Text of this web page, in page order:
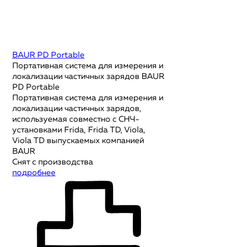
BAUR PD Portable
Портативная система для измерения и
локализации частичных зарядов BAUR
PD Portable
Портативная система для измерения и
локализации частичных зарядов,
используемая совместно с СНЧ-
установками Frida, Frida TD, Viola,
Viola TD выпускаемых компанией
BAUR
Снят с производства
подробнее